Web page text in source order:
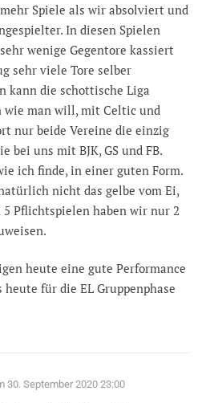
Spiele als wir absolviert und
In diesen Spielen
wenige Gegentore kassiert
sehr viele Tore selber
kann die schottische Liga
wie man will, mit Celtic und
nur beide Vereine die einzig
bei uns mit BJK, GS und FB.
ich finde, in einer guten Form.
nicht das gelbe vom Ei,
5 Pflichtspielen haben wir nur 2
heute eine gute Performance
für die EL Gruppenphase
30. September 2020 23:00